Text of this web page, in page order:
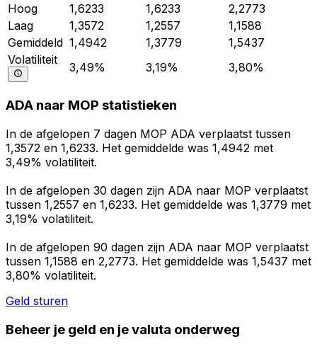
Hoog
1,6233 1,6233
2,2773
Laag
1,3572 1,2557
1,1588
Gemiddeld 1,4942 1,3779
1,5437
Volatiliteit
3,49% 3,19% 3,80%
ADA naar MOP statistieken
In de afgelopen 7 dagen MOP ADA verplaatst tussen
1,3572 en 1,6233. Het gemiddelde was 1,4942 met
3,49% volatiliteit.
In de afgelopen 30 dagen zijn ADA naar MOP verplaatst
tussen 1,2557 en 1,6233. Het gemiddelde was 1,3779 met
3,19% volatiliteit.
In de afgelopen 90 dagen zijn ADA naar MOP verplaatst
tussen 1,1588 en 2,2773. Het gemiddelde was 1,5437 met
3,80% volatiliteit.
Geld sturen
Beheer je geld en je valuta onderweg